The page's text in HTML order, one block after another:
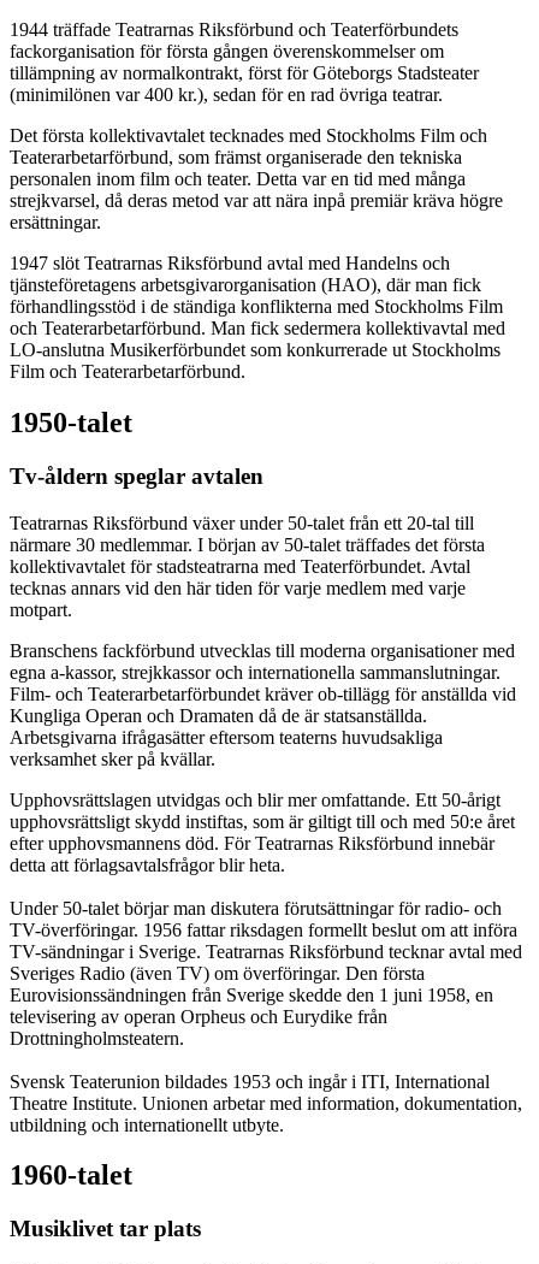
1944 träffade Teatrarnas Riksförbund och Teaterförbundets
fackorganisation för första gången överenskommelser om
tillämpning av normalkontrakt, först för Göteborgs Stadsteater
(minimilönen var 400 kr.), sedan för en rad övriga teatrar.
Det första kollektivavtalet tecknades med Stockholms Film och
Teaterarbetarförbund, som främst organiserade den tekniska
personalen inom film och teater. Detta var en tid med många
strejkvarsel, då deras metod var att nära inpå premiär kräva högre
ersättningar.
1947 slöt Teatrarnas Riksförbund avtal med Handelns och
tjänsteföretagens arbetsgivarorganisation (HAO), där man fick
förhandlingsstöd i de ständiga konflikterna med Stockholms Film
och Teaterarbetarförbund. Man fick sedermera kollektivavtal med
LO-anslutna Musikerförbundet som konkurrerade ut Stockholms
Film och Teaterarbetarförbund.
1950-talet
Tv-åldern speglar avtalen
Teatrarnas Riksförbund växer under 50-talet från ett 20-tal till
närmare 30 medlemmar. I början av 50-talet träffades det första
kollektivavtalet för stadsteatrarna med Teaterförbundet. Avtal
tecknas annars vid den här tiden för varje medlem med varje
motpart.
Branschens fackförbund utvecklas till moderna organisationer med
egna a-kassor, strejkkassor och internationella sammanslutningar.
Film- och Teaterarbetarförbundet kräver ob-tillägg för anställda vid
Kungliga Operan och Dramaten då de är statsanställda.
Arbetsgivarna ifrågasätter eftersom teaterns huvudsakliga
verksamhet sker på kvällar.
Upphovsrättslagen utvidgas och blir mer omfattande. Ett 50-årigt
upphovsrättsligt skydd instiftas, som är giltigt till och med 50:e året
efter upphovsmannens död. För Teatrarnas Riksförbund innebär
detta att förlagsavtalsfrågor blir heta.
Under 50-talet börjar man diskutera förutsättningar för radio- och
TV-överföringar. 1956 fattar riksdagen formellt beslut om att införa
TV-sändningar i Sverige. Teatrarnas Riksförbund tecknar avtal med
Sveriges Radio (även TV) om överföringar. Den första
Eurovisionssändningen från Sverige skedde den 1 juni 1958, en
televisering av operan Orpheus och Eurydike från
Drottningholmsteatern.
Svensk Teaterunion bildades 1953 och ingår i ITI, International
Theatre Institute. Unionen arbetar med information, dokumentation,
utbildning och internationellt utbyte.
1960-talet
Musiklivet tar plats